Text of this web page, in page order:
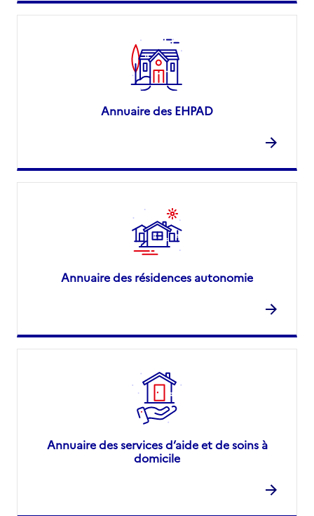
Annuaire des EHPAD
Annuaire des résidences autonomie
Annuaire des services d’aide et de soins à
domicile